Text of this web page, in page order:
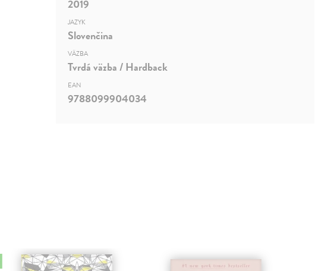
2019
JAZYK
Slovenčina
VÄZBA
Tvrdá väzba / Hardback
EAN
9788099904034